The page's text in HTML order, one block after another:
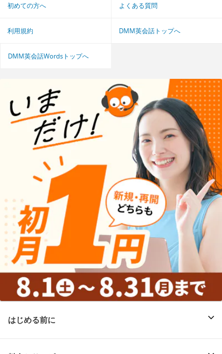
初めての方へ よくある質問
利用規約 DMM英会話トップへ
DMM英会話Wordsトップへ
はじめる前に